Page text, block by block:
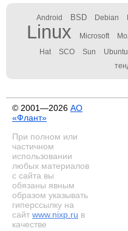
Android BSD Debian
Linux Microsoft
Hat SCO Sun Ubuntu
© 2001—2026 АО
«Флант»
При полном или
частичном
использовании
любых материалов
с сайта вы
обязаны явным
образом указывать
гиперссылку на
сайт www.nixp.ru в
качестве